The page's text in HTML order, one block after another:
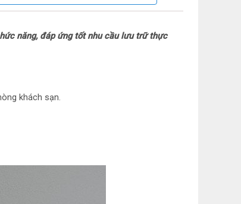
lạnh
năng, đáp ứng tốt nhu cầu lưu trữ thực
khách sạn.